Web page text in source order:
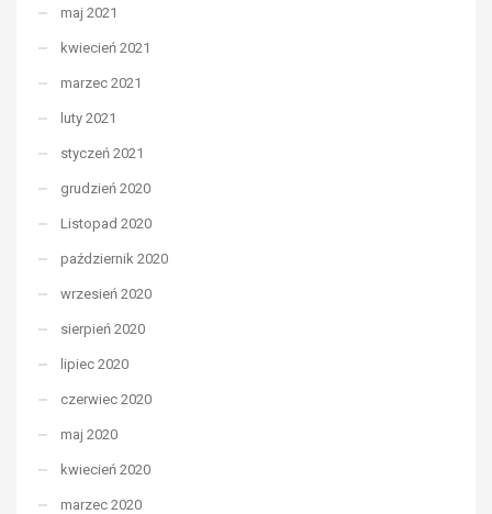
maj 2021
kwiecień 2021
marzec 2021
luty 2021
styczeń 2021
grudzień 2020
Listopad 2020
październik 2020
wrzesień 2020
sierpień 2020
lipiec 2020
czerwiec 2020
maj 2020
kwiecień 2020
marzec 2020